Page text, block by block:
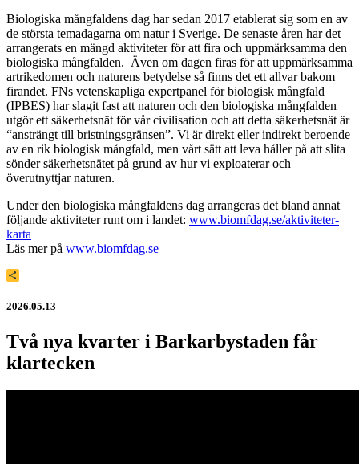
Biologiska mångfaldens dag har sedan 2017 etablerat sig som en av
de största temadagarna om natur i Sverige. De senaste åren har det
arrangerats en mängd aktiviteter för att fira och uppmärksamma den
biologiska mångfalden. Även om dagen firas för att uppmärksamma
artrikedomen och naturens betydelse så finns det ett allvar bakom
firandet. FNs vetenskapliga expertpanel för biologisk mångfald
(IPBES) har slagit fast att naturen och den biologiska mångfalden
utgör ett säkerhetsnät för vår civilisation och att detta säkerhetsnät är
“ansträngt till bristningsgränsen”. Vi är direkt eller indirekt beroende
av en rik biologisk mångfald, men vårt sätt att leva håller på att slita
sönder säkerhetsnätet på grund av hur vi exploaterar och
överutnyttjar naturen.
Under den biologiska mångfaldens dag arrangeras det bland annat
följande aktiviteter runt om i landet: www.biomfdag.se/aktiviteter-
karta
Läs mer på www.biomfdag.se
2026.05.13
Två nya kvarter i Barkarbystaden får
klartecken